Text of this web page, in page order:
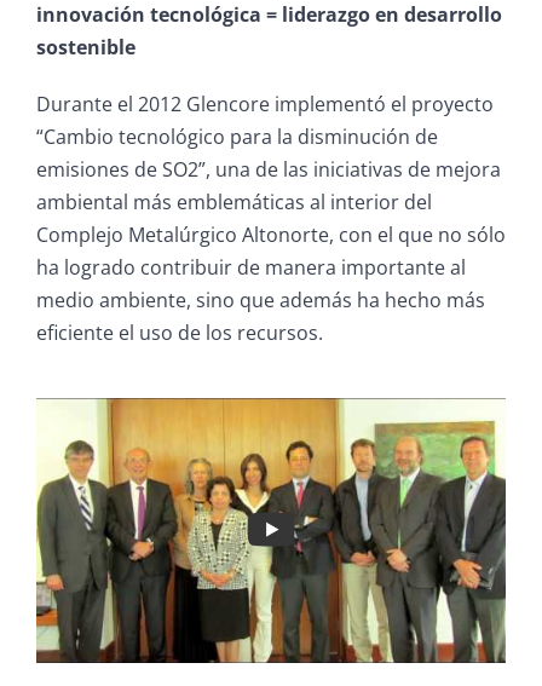
innovación tecnológica = liderazgo en desarrollo
sostenible
Durante el 2012 Glencore implementó el proyecto
“Cambio tecnológico para la disminución de
emisiones de SO2”, una de las iniciativas de mejora
ambiental más emblemáticas al interior del
Complejo Metalúrgico Altonorte, con el que no sólo
ha logrado contribuir de manera importante al
medio ambiente, sino que además ha hecho más
eficiente el uso de los recursos.